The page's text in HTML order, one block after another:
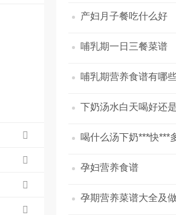
产妇月子餐吃什么好
哺乳期一日三餐菜谱
哺乳期营养食谱有哪
下奶汤水白天喝好还
喝什么汤下奶***快***
孕妇营养食谱
孕期营养菜谱大全及